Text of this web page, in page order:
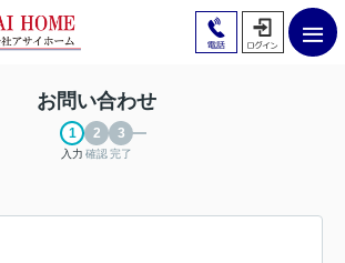
お問い合わせ
入力 確認完了